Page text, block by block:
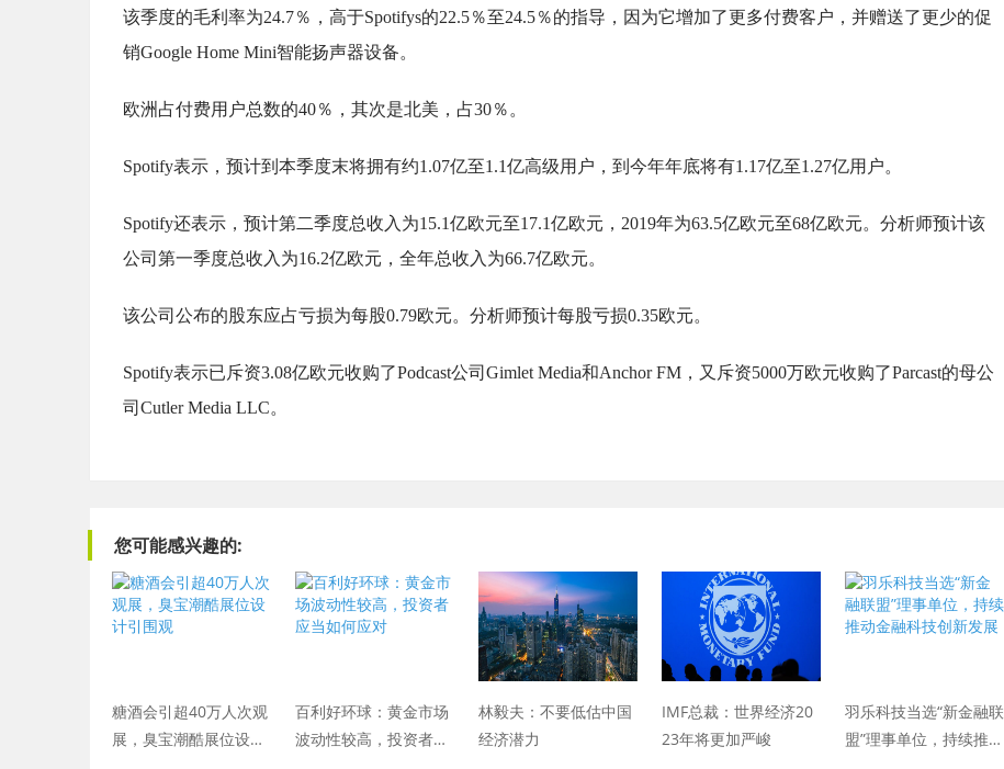
该季度的毛利率为24.7％，高于Spotifys的22.5％至24.5％的指导，因为它增加了更多付费客户，并赠送了更少的促
销Google Home Mini智能扬声器设备。
欧洲占付费用户总数的40％，其次是北美，占30％。
Spotify表示，预计到本季度末将拥有约1.07亿至1.1亿高级用户，到今年年底将有1.17亿至1.27亿用户。
Spotify还表示，预计第二季度总收入为15.1亿欧元至17.1亿欧元，2019年为63.5亿欧元至68亿欧元。分析师预计该
公司第一季度总收入为16.2亿欧元，全年总收入为66.7亿欧元。
该公司公布的股东应占亏损为每股0.79欧元。分析师预计每股亏损0.35欧元。
Spotify表示已斥资3.08亿欧元收购了Podcast公司Gimlet Media和Anchor FM，又斥资5000万欧元收购了Parcast的母公
司Cutler Media LLC。
您可能感兴趣的:
糖酒会引超40万人次观
展，臭宝潮酷展位设计
百利好环球：黄金市场
波动性较高，投资者应
林毅夫：不要低估中国
经济潜力
IMF总裁：世界经济20
23年将更加严峻
羽乐科技当选“新金融联
盟”理事单位，持续推动